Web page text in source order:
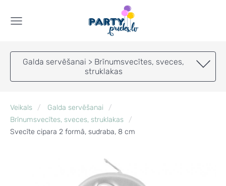
Galda servēšanai > Brīnumsvecītes, sveces,
struklakas
Veikals
Galda servēšanai
Brīnumsvecītes, sveces, struklakas
Svecīte cipara 2 formā, sudraba, 8 cm